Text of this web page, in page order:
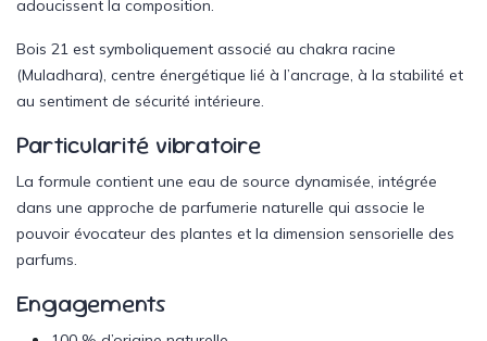
adoucissent la composition.
Bois 21 est symboliquement associé au chakra racine
(Muladhara), centre énergétique lié à l’ancrage, à la stabilité et
au sentiment de sécurité intérieure.
Particularité vibratoire
La formule contient une eau de source dynamisée, intégrée
dans une approche de parfumerie naturelle qui associe le
pouvoir évocateur des plantes et la dimension sensorielle des
parfums.
Engagements